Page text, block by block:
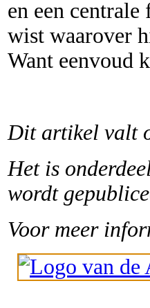
en een
wist waarover
Want eenvoud
Dit artikel valt
Het is
wordt
Voor meer